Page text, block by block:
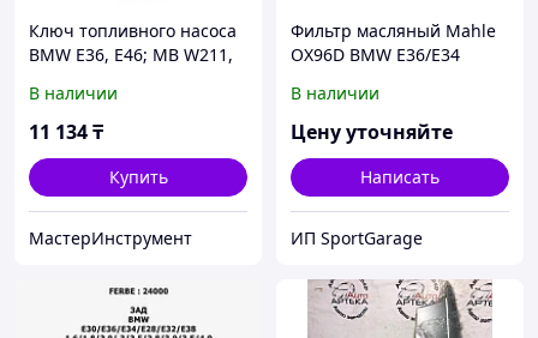
Ключ топливного насоса
BMW E36, E46; MB W211,
В наличии
11 134₸
Купить
МастерИнструмент
Фильтр масляный Mahle
OX96D BMW E36/E34
Omega B 2.5TD 94>
В наличии
Цену уточняйте
Написать
ИП SportGarage